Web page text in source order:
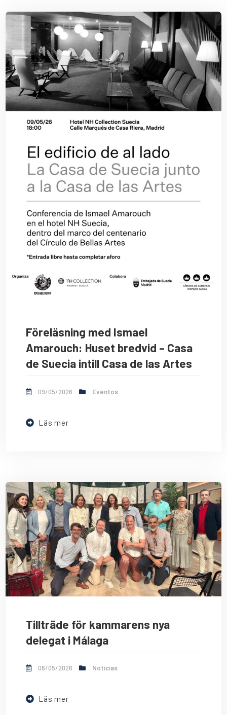
Föreläsning med Ismael
Amarouch: Huset bredvid – Casa
de Suecia intill Casa de las Artes
09/05/2026 Eventos
Läs mer
Tillträde för kammarens nya
delegat i Málaga
06/05/2026 Noticias
Läs mer